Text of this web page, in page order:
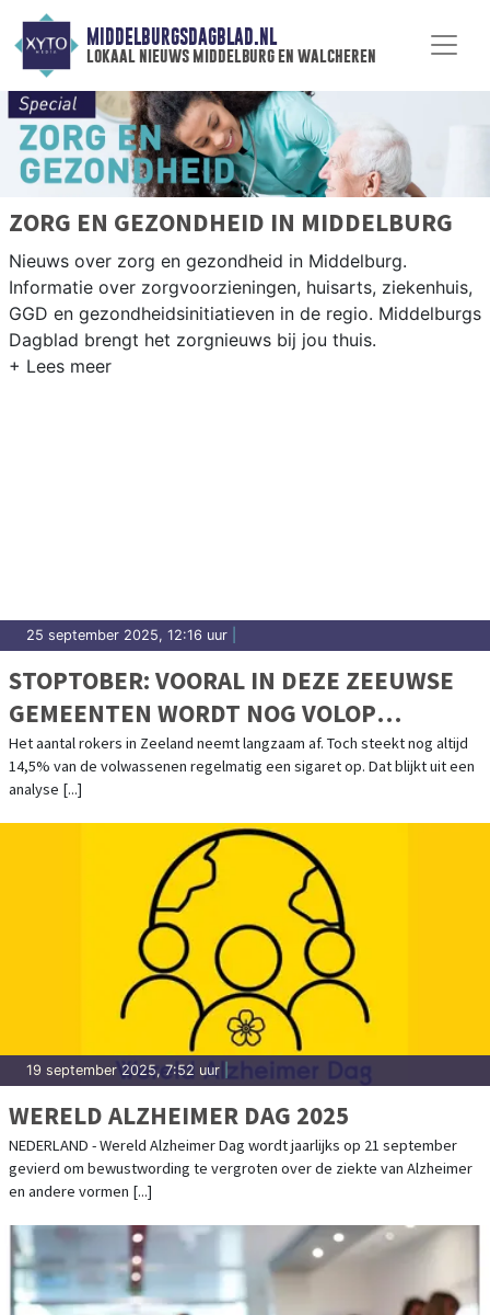
MIDDELBURGSDAGBLAD.NL
lokaal nieuws middelburg en walcheren
ZORG EN GEZONDHEID IN MIDDELBURG
Nieuws over zorg en gezondheid in Middelburg.
Informatie over zorgvoorzieningen, huisarts, ziekenhuis,
GGD en gezondheidsinitiatieven in de regio. Middelburgs
Dagblad brengt het zorgnieuws bij jou thuis.
25 september 2025, 12:16 uur
STOPTOBER: VOORAL IN DEZE ZEEUWSE
GEMEENTEN WORDT NOG VOLOP
GEROOKT
Het aantal rokers in Zeeland neemt langzaam af. Toch steekt nog altijd
14,5% van de volwassenen regelmatig een sigaret op. Dat blijkt uit een
analyse [...]
19 september 2025, 7:52 uur
WERELD ALZHEIMER DAG 2025
NEDERLAND - Wereld Alzheimer Dag wordt jaarlijks op 21 september
gevierd om bewustwording te vergroten over de ziekte van Alzheimer
en andere vormen [...]